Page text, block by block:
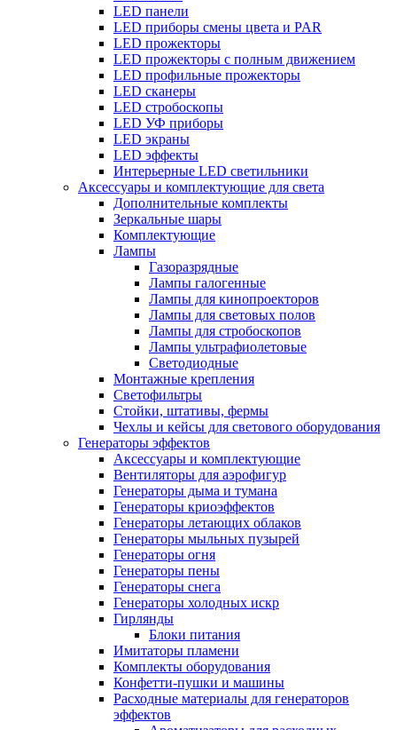
LED панели
LED приборы смены цвета и PAR
LED прожекторы
LED прожекторы с полным движением
LED профильные прожекторы
LED сканеры
LED стробоскопы
LED УФ приборы
LED экраны
LED эффекты
Интерьерные LED светильники
Аксессуары и комплектующие для света
Дополнительные комплекты
Зеркальные шары
Комплектующие
Лампы
Газоразрядные
Лампы галогенные
Лампы для кинопроекторов
Лампы для световых полов
Лампы для стробоскопов
Лампы ультрафиолетовые
Светодиодные
Монтажные крепления
Светофильтры
Стойки, штативы, фермы
Чехлы и кейсы для светового оборудования
Генераторы эффектов
Аксессуары и комплектующие
Вентиляторы для аэрофигур
Генераторы дыма и тумана
Генераторы криоэффектов
Генераторы летающих облаков
Генераторы мыльных пузырей
Генераторы огня
Генераторы пены
Генераторы снега
Генераторы холодных искр
Гирлянды
Блоки питания
Имитаторы пламени
Комплекты оборудования
Конфетти-пушки и машины
Расходные материалы для генераторов
эффектов